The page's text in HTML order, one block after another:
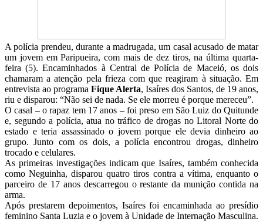
A polícia prendeu, durante a madrugada, um casal acusado de matar
um jovem em Paripueira, com mais de dez tiros, na última quarta-
feira (5). Encaminhados à Central de Polícia de Maceió, os dois
chamaram a atenção pela frieza com que reagiram à situação. Em
entrevista ao programa Fique Alerta, Isaíres dos Santos, de 19 anos,
riu e disparou: “Não sei de nada. Se ele morreu é porque mereceu”.
O casal – o rapaz tem 17 anos – foi preso em São Luiz do Quitunde
e, segundo a polícia, atua no tráfico de drogas no Litoral Norte do
estado e teria assassinado o jovem porque ele devia dinheiro ao
grupo. Junto com os dois, a polícia encontrou drogas, dinheiro
trocado e celulares.
As primeiras investigações indicam que Isaíres, também conhecida
como Neguinha, disparou quatro tiros contra a vítima, enquanto o
parceiro de 17 anos descarregou o restante da munição contida na
arma.
Após prestarem depoimentos, Isaíres foi encaminhada ao presídio
feminino Santa Luzia e o jovem à Unidade de Internação Masculina.